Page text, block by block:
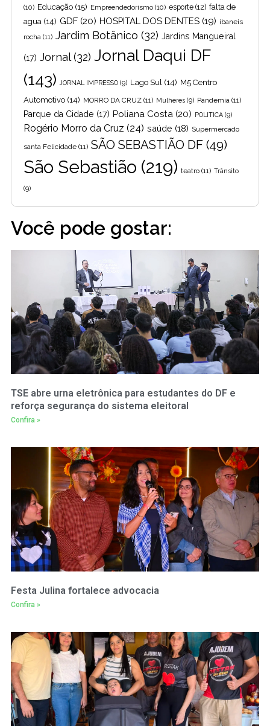
(10) Educação (15) Empreendedorismo (10) esporte (12) falta de
agua (14) GDF (20) HOSPITAL DOS DENTES (19) ibaneis
rocha (11) Jardim Botânico (32) Jardins Mangueiral
(17) Jornal(32) Jornal Daqui DF
(143)
JORNAL IMPRESSO (9) Lago Sul (14) M5 Centro
Automotivo (14) MORRO DA CRUZ (11) Mulheres (9) Pandemia (11)
Parque da Cidade (17) Poliana Costa (20) POLITICA (9)
Rogério Morro da Cruz (24) saúde (18) Supermercado
santa Felicidade (11) SÃO SEBASTIÃO DF (49)
São Sebastião (219) teatro (11) Trânsito
(9)
Você pode gostar:
TSE abre urna eletrônica para estudantes do DF e
reforça segurança do sistema eleitoral
Confira »
Festa Julina fortalece advocacia
Confira »